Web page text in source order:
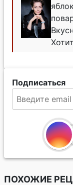
Подписаться
ПОХОЖИЕ